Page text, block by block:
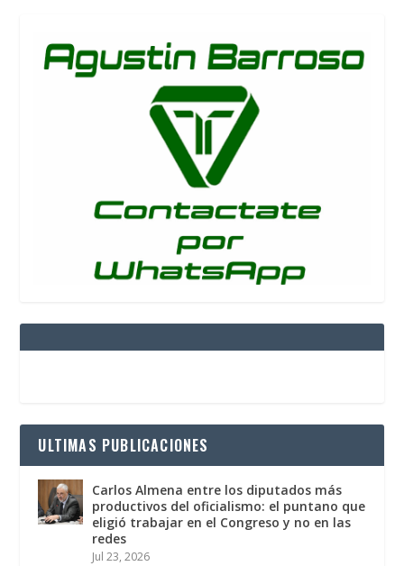
ULTIMAS PUBLICACIONES
Carlos Almena entre los diputados más
productivos del oficialismo: el puntano que
eligió trabajar en el Congreso y no en las
redes
Jul 23, 2026